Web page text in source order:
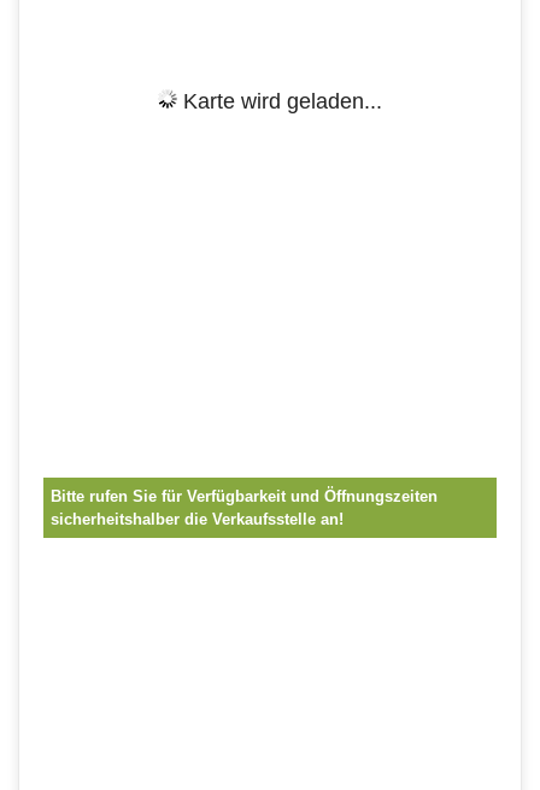
Karte wird geladen...
Bitte rufen Sie für Verfügbarkeit und Öffnungszeiten
sicherheitshalber die Verkaufsstelle an!